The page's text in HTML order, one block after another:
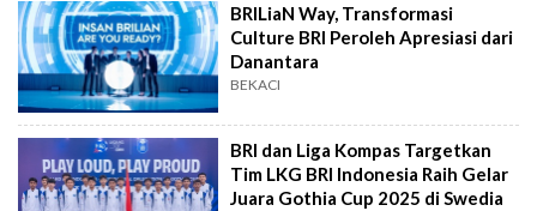
BRILiaN Way, Transformasi
Culture BRI Peroleh Apresiasi dari
Danantara
BEKACI
BRI dan Liga Kompas Targetkan
Tim LKG BRI Indonesia Raih Gelar
Juara Gothia Cup 2025 di Swedia